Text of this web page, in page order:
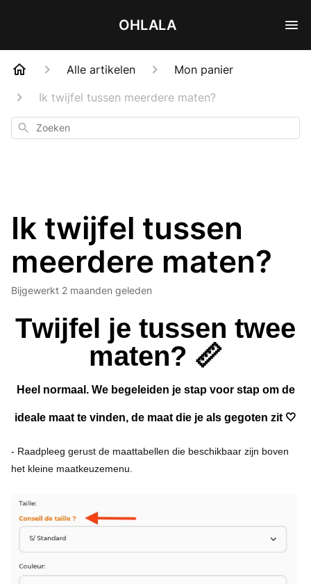
OHLALA
Alle artikelen
Mon panier
Ik twijfel tussen meerdere maten?
Zoeken
Ik twijfel tussen
meerdere maten?
Bijgewerkt 2 maanden geleden
Twijfel je tussen twee
maten? 📏
Heel normaal. We begeleiden je stap voor stap om de
ideale maat te vinden, de maat die je als gegoten zit 🤍
- Raadpleeg gerust de maattabellen die beschikbaar zijn boven
het kleine maatkeuzemenu.